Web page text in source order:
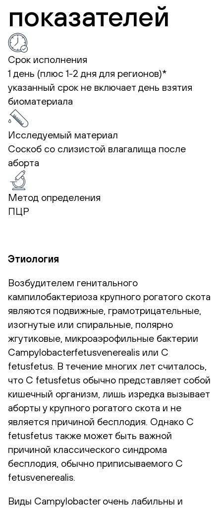
показателей
Срок исполнения
1 день (плюс 1-2 дня для регионов)*
указанный срок не включает день взятия
биоматериала
Исследуемый материал
Соскоб со слизистой влагалища после
аборта
Метод определения
ПЦР
Этиология
Возбудителем генитального
кампилобактериоза крупного рогатого скота
являются подвижные, грамотрицательные,
изогнутые или спиральные, полярно
жгутиковые, микроаэрофильные бактерии
Campylobacterfetusvenerealis или C
fetusfetus. В течение многих лет считалось,
что C fetusfetus обычно представляет собой
кишечный организм, лишь изредка вызывает
аборты у крупного рогатого скота и не
является причиной бесплодия. Однако C
fetusfetus также может быть важной
причиной классического синдрома
бесплодия, обычно приписываемого C
fetusvenerealis.
Виды Campylobacter очень лабильны и